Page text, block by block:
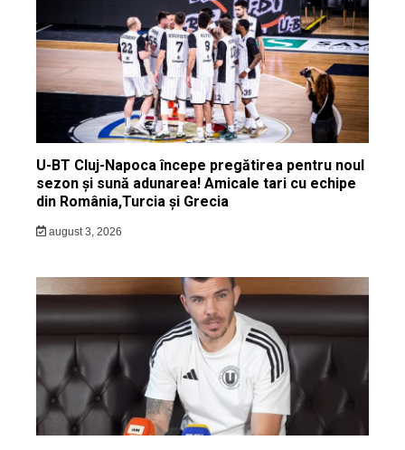
U-BT Cluj-Napoca începe pregătirea pentru noul
sezon și sună adunarea! Amicale tari cu echipe
din România,Turcia și Grecia
august 3, 2026